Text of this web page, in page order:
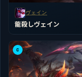
ヴェイン
龍殺しヴェイン
C